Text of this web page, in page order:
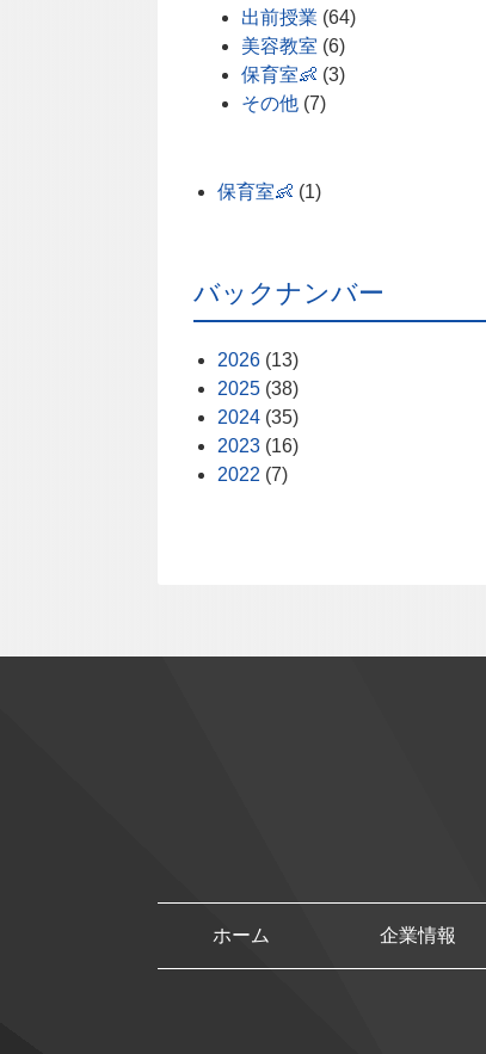
出前授業 (64)
美容教室 (6)
保育室👶 (3)
その他 (7)
保育室👶 (1)
バックナンバー
2026 (13)
2025 (38)
2024 (35)
2023 (16)
2022 (7)
ホーム 企業情報